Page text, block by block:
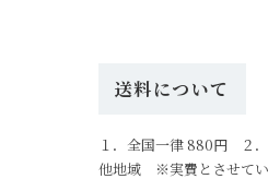
送料について
１．全国一律 880円
他地域 ※実費とさせて